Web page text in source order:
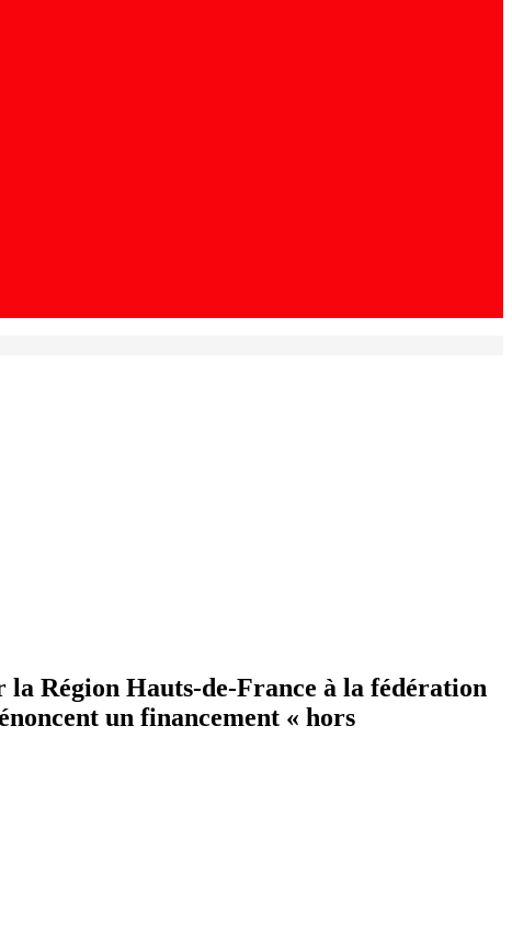
Région Hauts-de-France à la fédération
un financement « hors